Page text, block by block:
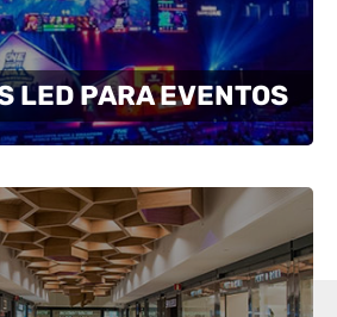
LED PARA EVENTOS